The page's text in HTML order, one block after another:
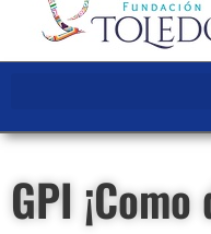
GPI